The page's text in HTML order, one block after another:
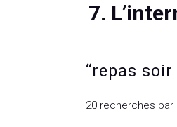
7.
“repas
20 recherches par